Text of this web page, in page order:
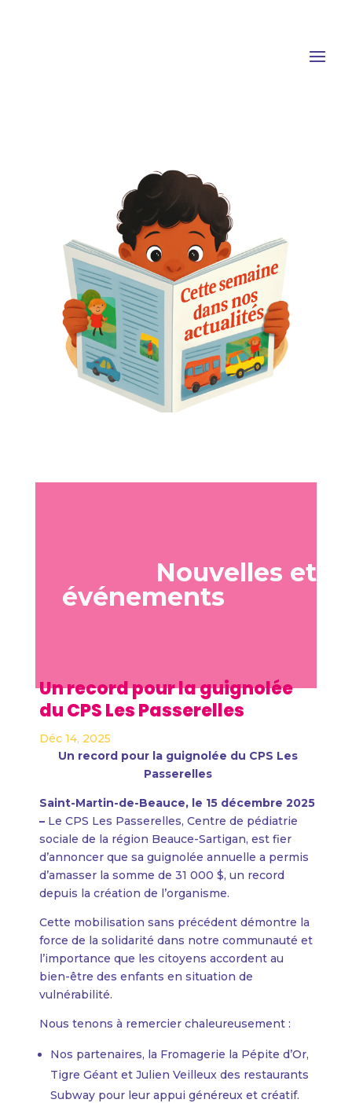
Nouvelles et
événements
Un record pour la guignolée
du CPS Les Passerelles
Déc 14, 2025
Un record pour la guignolée du CPS Les
Passerelles
Saint-Martin-de-Beauce, le 15 décembre 2025
–Le CPS Les Passerelles, Centre de pédiatrie
sociale de la région Beauce-Sartigan, est fier
d’annoncer que sa guignolée annuelle a permis
d’amasser la somme de 31 000 $, un record
depuis la création de l’organisme.
Cette mobilisation sans précédent démontre la
force de la solidarité dans notre communauté et
l’importance que les citoyens accordent au
bien-être des enfants en situation de
vulnérabilité.
Nous tenons à remercier chaleureusement :
Nos partenaires, la Fromagerie la Pépite d’Or,
Tigre Géant et Julien Veilleux des restaurants
Subway pour leur appui généreux et créatif.